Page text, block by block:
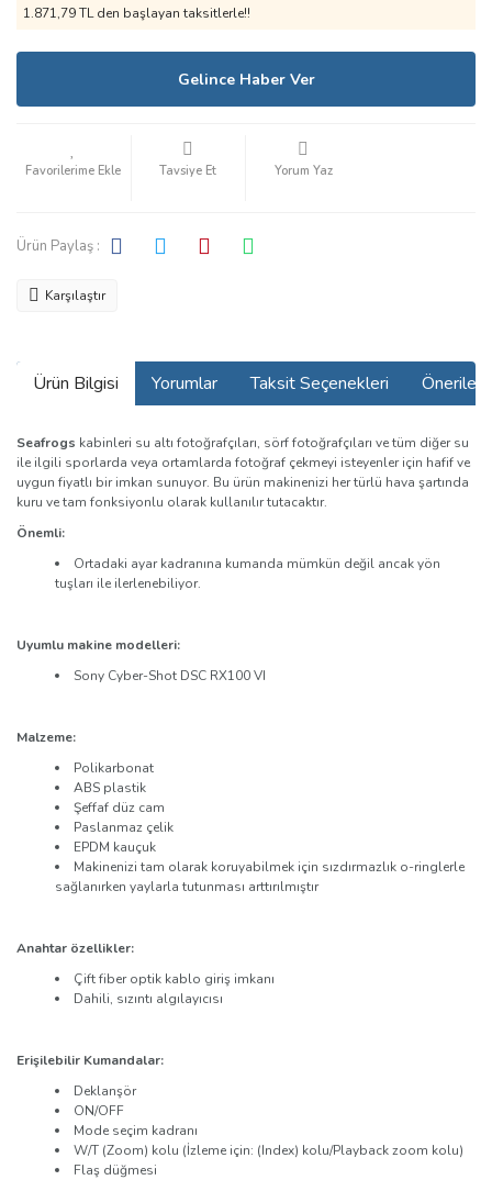
1.871,79 TL den başlayan taksitlerle!!
Gelince Haber Ver
Tavsiye Et Yorum Yaz
Ürün Paylaş :
Karşılaştır
Ürün Bilgisi Yorumlar Taksit Seçenekleri
Seafrogs kabinleri su altı fotoğrafçıları, sörf fotoğrafçıları ve tüm diğer su
ile ilgili sporlarda veya ortamlarda fotoğraf çekmeyi isteyenler için hafif ve
uygun fiyatlı bir imkan sunuyor. Bu ürün makinenizi her türlü hava şartında
kuru ve tam fonksiyonlu olarak kullanılır tutacaktır.
Önemli:
Ortadaki ayar kadranına kumanda mümkün değil ancak yön
tuşları ile ilerlenebiliyor.
Uyumlu makine modelleri:
Sony Cyber-Shot DSC RX100 VI
Malzeme:
Polikarbonat
ABS plastik
Şeffaf düz cam
Paslanmaz çelik
EPDM kauçuk
Makinenizi tam olarak koruyabilmek için sızdırmazlık o-ringlerle
sağlanırken yaylarla tutunması arttırılmıştır
Anahtar özellikler:
Çift fiber optik kablo giriş imkanı
Dahili, sızıntı algılayıcısı
Erişilebilir Kumandalar:
Deklanşör
ON/OFF
Mode seçim kadranı
W/T (Zoom) kolu (İzleme için: (Index) kolu/Playback zoom kolu)
Flaş düğmesi